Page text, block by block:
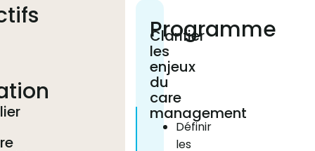
intra-
Programme
Clarifier
les
enjeux
du
care
management
Définir
les